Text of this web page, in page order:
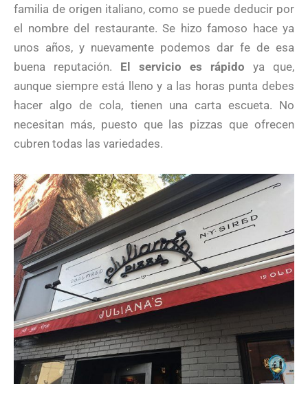
familia de origen italiano, como se puede deducir por
el nombre del restaurante. Se hizo famoso hace ya
unos años, y nuevamente podemos dar fe de esa
buena reputación. El servicio es rápido ya que,
aunque siempre está lleno y a las horas punta debes
hacer algo de cola, tienen una carta escueta. No
necesitan más, puesto que las pizzas que ofrecen
cubren todas las variedades.